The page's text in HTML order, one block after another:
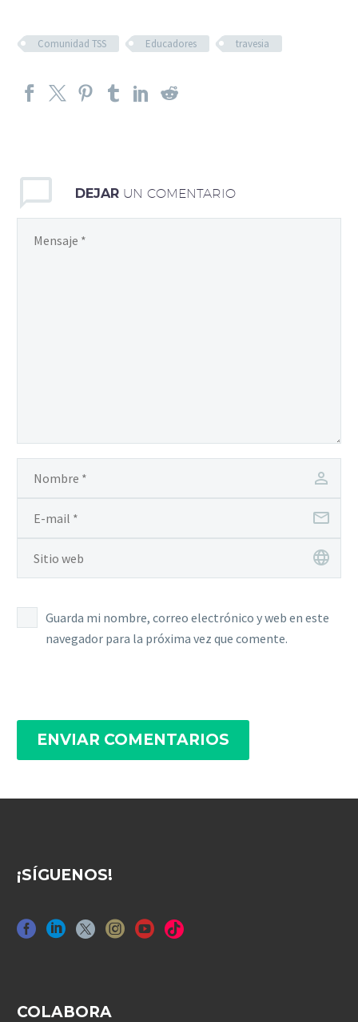
Comunidad TSS Educadores travesia
DEJAR UN COMENTARIO
Guarda mi nombre, correo electrónico y web en este
navegador para la próxima vez que comente.
ENVIAR COMENTARIOS
¡SÍGUENOS!
COLABORA